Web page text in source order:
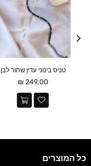
טניס בינוני עדין שחור לבן
מחיר
249.00 ₪
כל המוצרים